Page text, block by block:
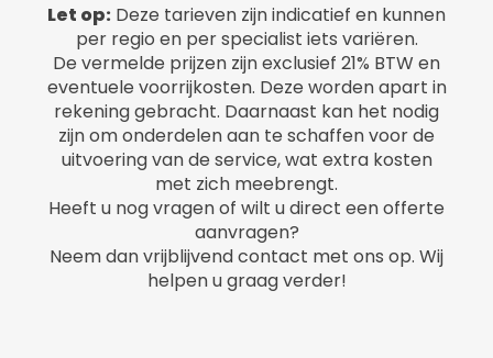
Let op: Deze tarieven zijn indicatief en kunnen
per regio en per specialist iets variëren.
De vermelde prijzen zijn exclusief 21% BTW en
eventuele voorrijkosten. Deze worden apart in
rekening gebracht. Daarnaast kan het nodig
zijn om onderdelen aan te schaffen voor de
uitvoering van de service, wat extra kosten
met zich meebrengt.
Heeft u nog vragen of wilt u direct een offerte
aanvragen?
Neem dan vrijblijvend contact met ons op. Wij
helpen u graag verder!